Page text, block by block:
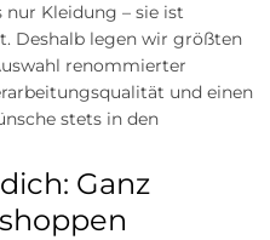
nur Kleidung – sie ist
Deshalb legen wir größten
renommierter
und einen
stets in den
Ganz